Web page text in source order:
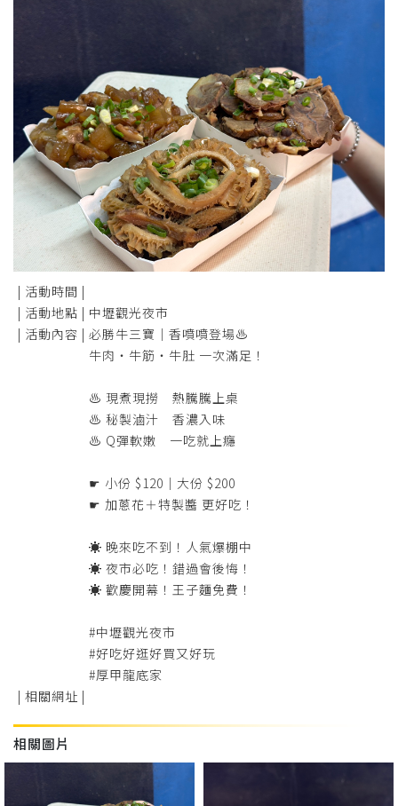
| 活動時間 |
| 活動地點 | 中壢觀光夜市
| 活動內容 | 必勝牛三寶｜香噴噴登場♨︎
牛肉・牛筋・牛肚 一次滿足！
♨︎ 現煮現撈 熱騰騰上桌
♨︎ 秘製滷汁 香濃入味
♨︎ Q彈軟嫩 一吃就上癮
☛ 小份 $120｜大份 $200
☛ 加蔥花＋特製醬 更好吃！
☀ 晚來吃不到！人氣爆棚中
☀ 夜市必吃！錯過會後悔！
☀ 歡慶開幕！王子麵免費！
#中壢觀光夜市
#好吃好逛好買又好玩
#厚甲龍底家
| 相關網址 |
相關圖片